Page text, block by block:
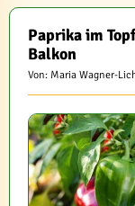
Paprika im
Balkon
Von: Maria Wagner-